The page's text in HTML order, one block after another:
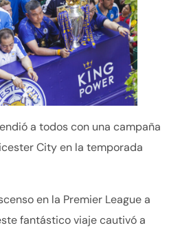
a todos con una campaña
City en la temporada
en la Premier League a
fantástico viaje cautivó a